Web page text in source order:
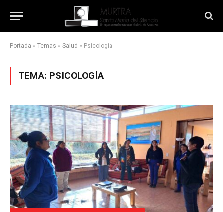
Portada » Temas » Salud » Psicología
TEMA: PSICOLOGÍA